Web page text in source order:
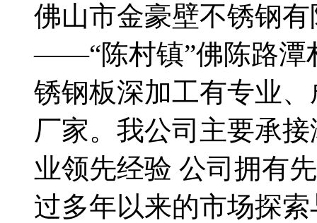
佛山市金豪壁不锈钢
——“陈村镇”佛陈路潭
锈钢板深加工有专业
厂家。我公司主要承
业领先经验 公司拥有
过多年以来的市场探